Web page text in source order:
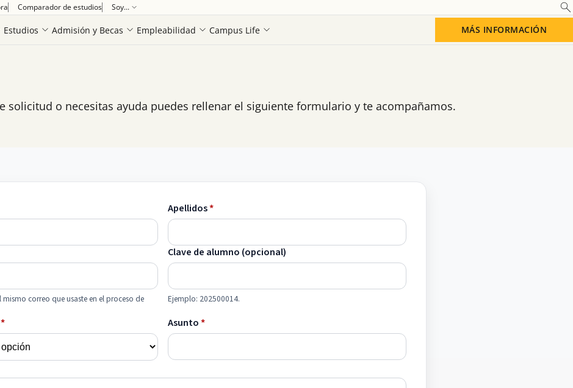
Comparador de estudios Soy...
Estudios Admisión y Becas Empleabilidad Campus Life MÁS INFORMACIÓN
solicitud o necesitas ayuda puedes rellenar el siguiente formulario y te acompañamos.